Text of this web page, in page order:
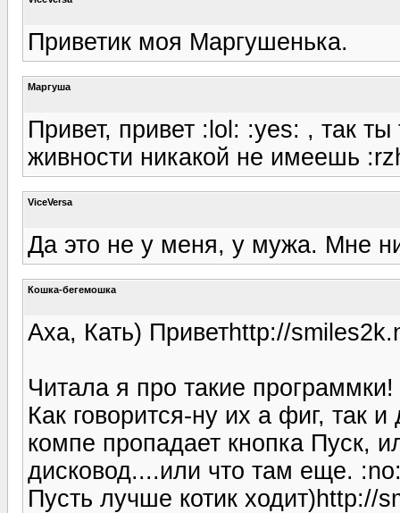
Приветик моя Маргушенька.
Маргуша
Привет, привет :lol: :yes: , так
живности никакой не имеешь
ViceVersa
Да это не у меня, у мужа. Мне
Кошка-бегемошка
Аха, Кать) Приветhttp://
Читала я про такие
Как говорится-ну их а фиг, так
компе пропадает кнопка Пуск,
дисковод....или что там еще.
Пусть лучше котик ходит)http://